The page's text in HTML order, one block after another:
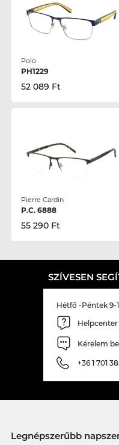
Polo
PH1229
52 089 Ft
Pierre Cardin
P.C. 6888
55 290 Ft
SZÍVESEN
Hétfő -Péntek 9-
Helpcenter
Kérelem
+36 1 701
Legnépszerűbb